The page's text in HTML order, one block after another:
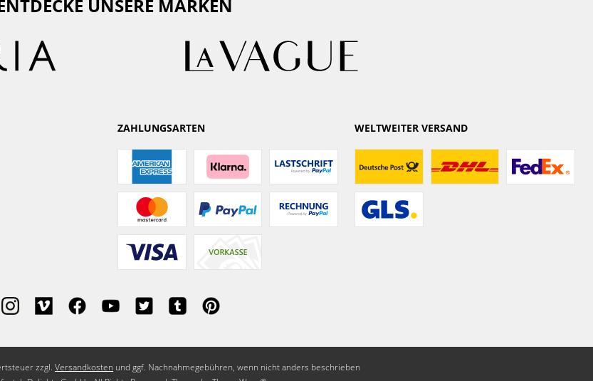
UNSERE MARKEN
ZAHLUNGSARTEN WELTWEITER VERSAND
zzgl. Versandkosten und ggf. Nachnahmegebühren, wenn nicht anders beschrieben